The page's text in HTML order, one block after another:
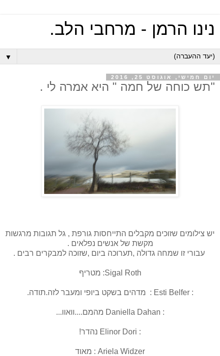
נינו הרמן - מרחבי הלב.
▼
יום חמישי, אוגוסט 25, 2016
"תש כוחה של חמה " היא אמרה לי .
יש צילומים שזוכים מקבלים התייחסות גורפת , גל תגובות מרגשות
מקשת של אנשים נפלאים .
עבורי זו שמחה גדולה ,תערוכה ביום ,שזוכה למבקרים רבים .
Sigal Roth: מטריף
: Esti Belfer : מדהים בשקט ביופי ומעבר לזה.תודה.
: Daniella Dahan מהמם....וואוו...
: Elinor Dori נהדר!
Ariela Widzer : מאוד